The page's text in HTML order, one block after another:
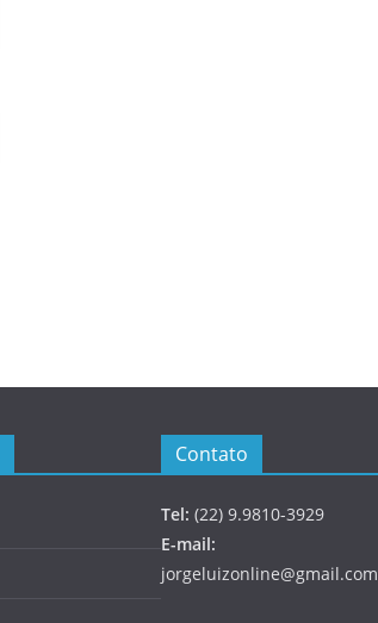
Contato
Tel: (22) 9.9810-3929
E-mail:
jorgeluizonline@gmail.com